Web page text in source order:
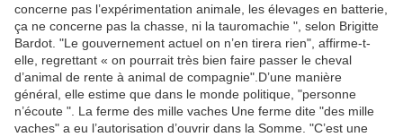
concerne pas l’expérimentation animale, les élevages en batterie,
ça ne concerne pas la chasse, ni la tauromachie ", selon Brigitte
Bardot. "Le gouvernement actuel on n’en tirera rien", affirme-t-
elle, regrettant « on pourrait très bien faire passer le cheval
d’animal de rente à animal de compagnie".D’une manière
général, elle estime que dans le monde politique, "personne
n’écoute ". La ferme des mille vaches Une ferme dite "des mille
vaches" a eu l’autorisation d’ouvrir dans la Somme. "C’est une